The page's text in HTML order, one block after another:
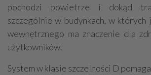
pochodzi powietrze i dokąd
szczególnie w budynkach, w których
wewnętrznego ma znaczenie dla
użytkowników.
System w klasie szczelności D